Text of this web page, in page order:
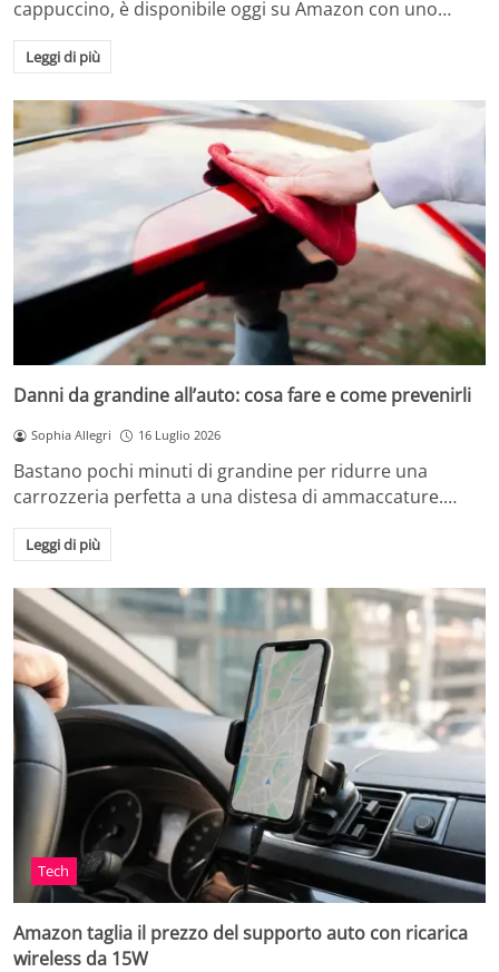
cappuccino, è disponibile oggi su Amazon con uno…
Leggi di più
Danni da grandine all’auto: cosa fare e come prevenirli
Sophia Allegri 16 Luglio 2026
Bastano pochi minuti di grandine per ridurre una
carrozzeria perfetta a una distesa di ammaccature.…
Leggi di più
Tech
Amazon taglia il prezzo del supporto auto con ricarica
wireless da 15W